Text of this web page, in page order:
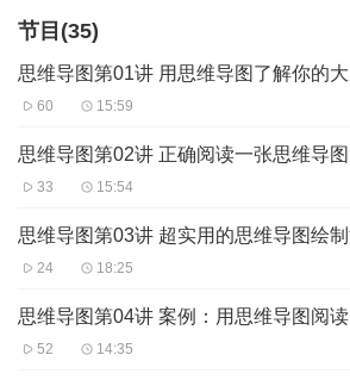
你想让学习与工作变得更简单，效率更高？
你想从职场“小白”变为职场精英？
……
你的这些诉求都可以通过思维导图实现。
本书按照思维训练的三个阶段——隐性思维
化和高效思维自动化，从会画、会思和会用
训练。书中对思维导图实战中遇到的关键点
深地进行分析，并对思维导图运用的原则、
节目(35)
思维导图第01讲 用思维导图了解你的
60 15:59
思维导图第02讲 正确阅读一张思维导图
33 15:54
思维导图第03讲 超实用的思维导图绘
24 18:25
52 14:35